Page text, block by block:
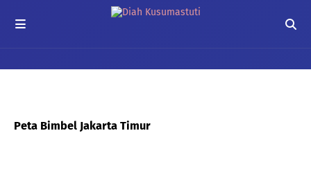
Peta Bimbel Jakarta Timur